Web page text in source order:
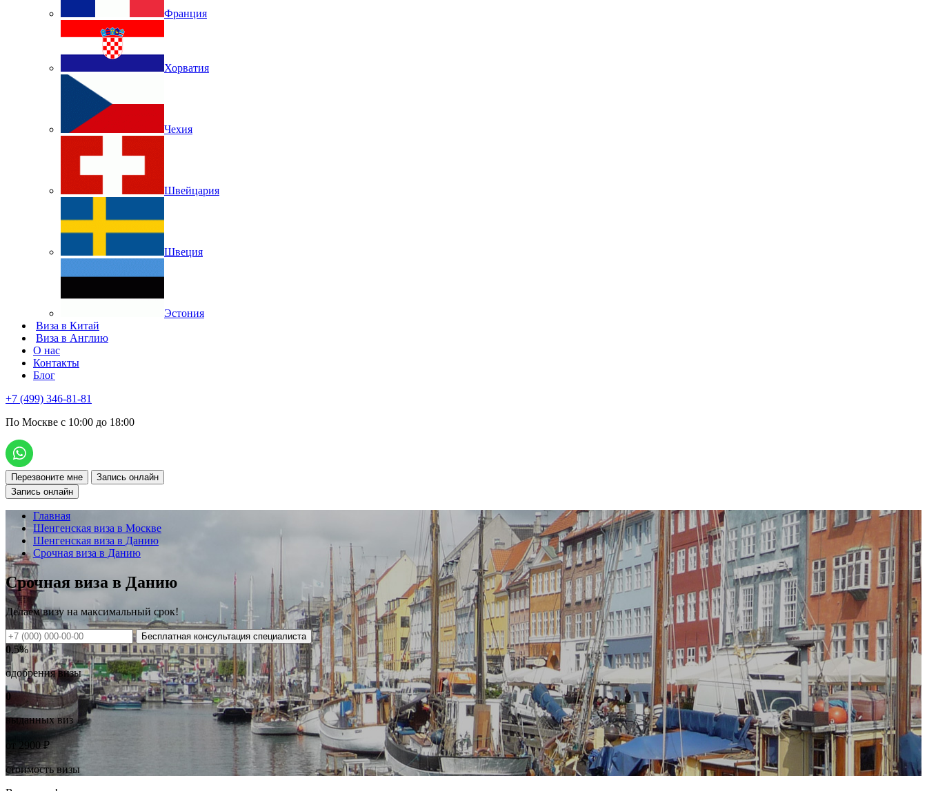
Франция
Хорватия
Чехия
Швейцария
Швеция
Эстония
Виза в Китай
Виза в Англию
О нас
Контакты
Блог
+7 (499) 346-81-81
По Москве с 10:00 до 18:00
Перезвоните мне
Запись онлайн
Запись онлайн
Главная
Шенгенская виза в Москве
Шенгенская виза в Данию
Срочная виза в Данию
Срочная виза в Данию
Делаем визу на максимальный срок!
Бесплатная консультация специалиста
0.5%
одобрения визы
0
выданных виз
2900₽
стоимость визы